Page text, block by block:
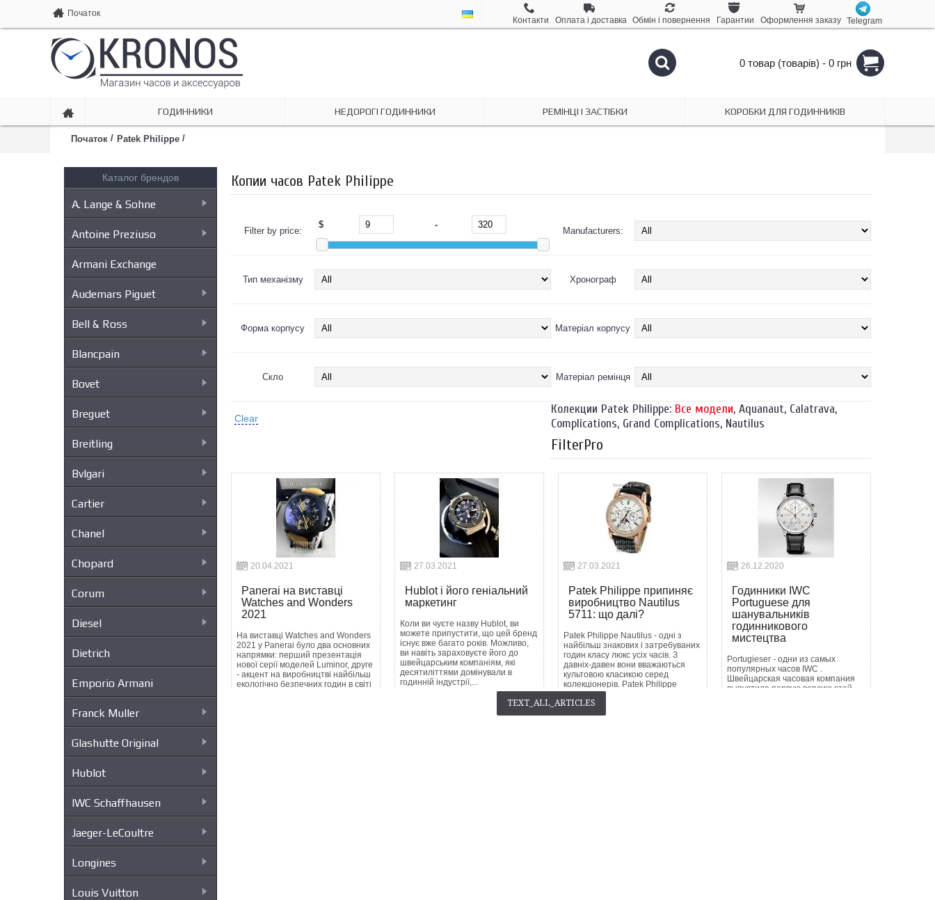
Початок
Контакти Оплата і доставка Обмін і повернення Гарантии Оформлення заказу Telegram
0 товар (товарів) - 0 грн
ГОДИННИКИ НЕДОРОГI ГОДИННИКИ РЕМІНЦІ І ЗАСТІБКИ КОРОБКИ ДЛЯ ГОДИННИКІВ
Початок / Patek Philippe /
Каталог брендов
A. Lange & Sohne
Antoine Preziuso
Armani Exchange
Audemars Piguet
Bell & Ross
Blancpain
Bovet
Breguet
Breitling
Bvlgari
Cartier
Chanel
Chopard
Corum
Diesel
Dietrich
Emporio Armani
Franck Muller
Glashutte Original
Hublot
IWC Schaffhausen
Jaeger-LeCoultre
Longines
Louis Vuitton
Копии часов Patek Philippe
Filter by price:
$ -
Manufacturers:
Тип механізму Хронограф
Форма корпусу Матеріал корпусу
Скло Матеріал ремінця
Clear
Колекции Patek Philippe: Все модели, Aquanaut, Calatrava,
Complications, Grand Complications, Nautilus
FilterPro
20.04.2021
Panerai на виставці
Watches and Wonders
2021
На виставці Watches and Wonders
2021 у Panerai було два основних
напрямки: перший презентація
нової серії моделей Luminor, друге
- акцент на виробництві найбільш
екологічно безпечних годин в світі
27.03.2021
Hublot і його геніальний
маркетинг
Коли ви чуєте назву Hublot, ви
можете припустити, що цей бренд
існує вже багато років. Можливо,
ви навіть зараховуєте його до
швейцарським компаніям, які
десятиліттями домінували в
годинній індустрії,...
button_readmore
27.03.2021
Patek Philippe припиняє
виробництво Nautilus
5711: що далі?
Patek Philippe Nautilus - одні з
найбільш знакових і затребуваних
годин класу люкс усіх часів. З
давніх-давен вони вважаються
культовою класикою серед
колекціонерів. Patek Philippe
припиняє випуск нин...
26.12.2020
Годинники IWC
Portuguese для
шанувальників
годинникового
мистецтва
Portugieser - одни из самых
популярных часов IWC .
Швейцарская часовая компания
выпустила первую версию этой
TEXT_ALL_ARTICLES